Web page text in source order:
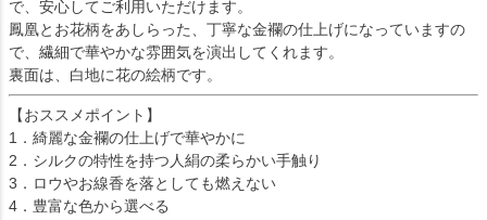
で、安心してご利用いただけます。
鳳凰とお花柄をあしらった、丁寧な金襴の仕上げになっていますの
で、繊細で華やかな雰囲気を演出してくれます。
裏面は、白地に花の絵柄です。
【おススメポイント】
1．綺麗な金襴の仕上げで華やかに
2．シルクの特性を持つ人絹の柔らかい手触り
3．ロウやお線香を落としても燃えない
4．豊富な色から選べる